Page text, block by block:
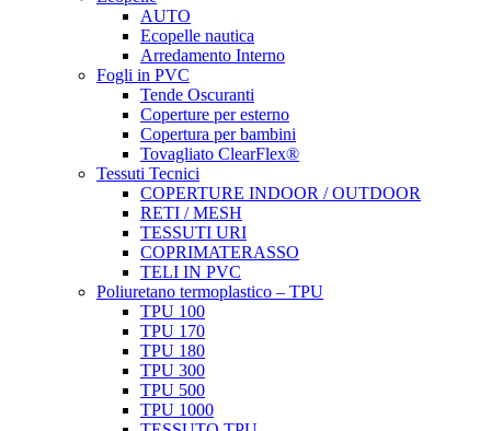
AUTO
Ecopelle nautica
Arredamento Interno
Fogli in PVC
Tende Oscuranti
Coperture per esterno
Copertura per bambini
Tovagliato ClearFlex®
Tessuti Tecnici
COPERTURE INDOOR / OUTDOOR
RETI / MESH
TESSUTI URI
COPRIMATERASSO
TELI IN PVC
Poliuretano termoplastico – TPU
TPU 100
TPU 170
TPU 180
TPU 300
TPU 500
TPU 1000